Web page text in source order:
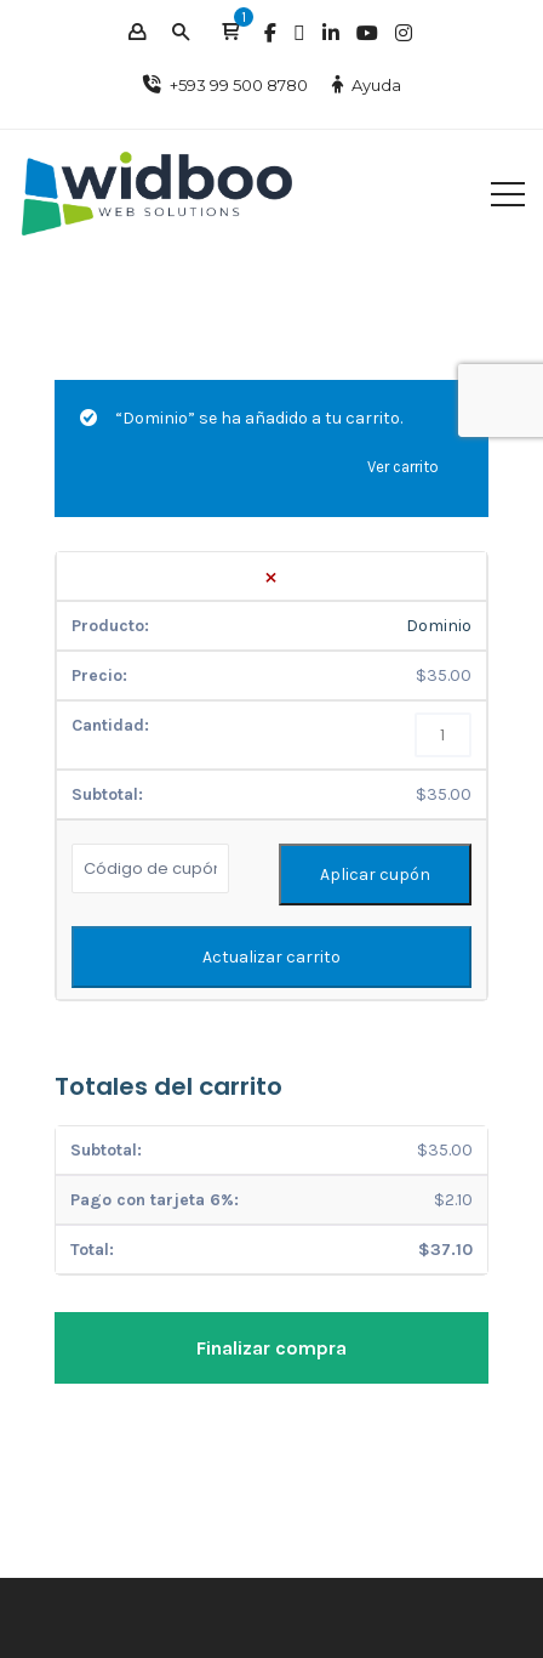
1
+593 99 500 8780 Ayuda
“Dominio” se ha añadido a tu carrito.
Ver carrito
×
Dominio
$35.00
$35.00
Aplicar cupón
Actualizar carrito
Totales del carrito
$35.00
$2.10
$37.10
Finalizar compra